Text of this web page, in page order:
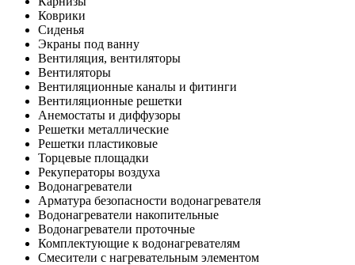
Коврики
Сиденья
Экраны под ванну
Вентиляция, вентиляторы
Вентиляторы
Вентиляционные каналы и фитинги
Вентиляционные решетки
Анемостаты и диффузоры
Решетки металлические
Решетки пластиковые
Торцевые площадки
Рекуператоры воздуха
Водонагреватели
Арматура безопасности водонагревателя
Водонагреватели накопительные
Водонагреватели проточные
Комплектующие к водонагревателям
Смесители с нагревательным элементом